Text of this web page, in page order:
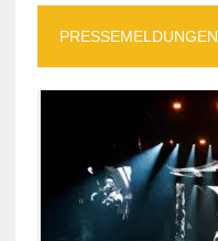
PRESSEMELDUNGEN